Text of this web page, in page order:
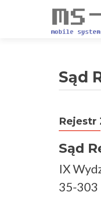
Sąd
Rejestr
Sąd
IX
35-303